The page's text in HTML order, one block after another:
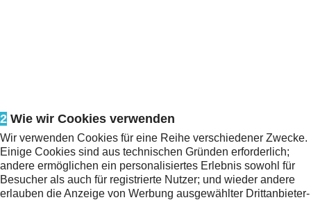
2 Wie wir Cookies verwenden
Wir verwenden Cookies für eine Reihe verschiedener Zwecke.
Einige Cookies sind aus technischen Gründen erforderlich;
andere ermöglichen ein personalisiertes Erlebnis sowohl für
Besucher als auch für registrierte Nutzer; und wieder andere
erlauben die Anzeige von Werbung ausgewählter Drittanbieter-